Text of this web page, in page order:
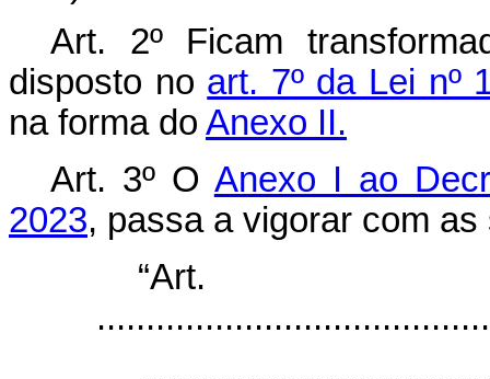
Art. 2º Ficam
disposto no art. 7º da Lei nº
na forma do Anexo II.
Art. 3º O Anexo I ao
2023, passa a vigorar com